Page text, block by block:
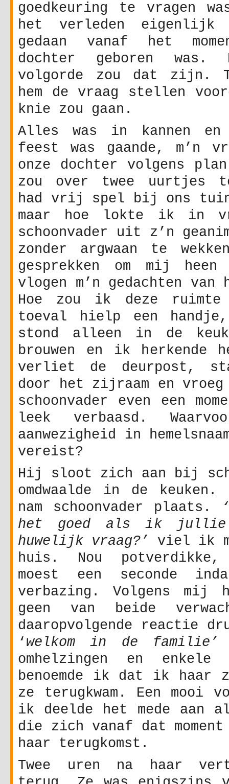
goedkeuring te vragen
het verleden eigenlijk
gedaan vanaf het
dochter geboren was.
volgorde zou dat zijn.
hem de vraag stellen
knie zou gaan.
Alles was in kannen
feest was gaande, m’n
onze dochter volgens
zou over twee uurtjes
had vrij spel bij ons
maar hoe lokte ik in
schoonvader uit z’n
zonder argwaan te
gesprekken om mij heen
vlogen m’n gedachten
Hoe zou ik deze ruimte
toeval hielp een handje,
stond alleen in de
brouwen en ik herkende
verliet de deurpost,
door het zijraam en
schoonvader even een
leek verbaasd.
aanwezigheid in
vereist?
Hij sloot zich aan bij
omdwaalde in de
nam schoonvader plaats.
het goed als ik jullie
huwelijk vraag?’
viel ik
huis. Nou
moest een seconde
verbazing. Volgens mij
geen van beide
daaropvolgende reactie
‘ welkom in de familie’
omhelzingen en
benoemde ik dat ik haar
ze terugkwam. Een mooi
ik deelde het mede aan
die zich vanaf dat moment
haar terugkomst.
Twee uren na haar